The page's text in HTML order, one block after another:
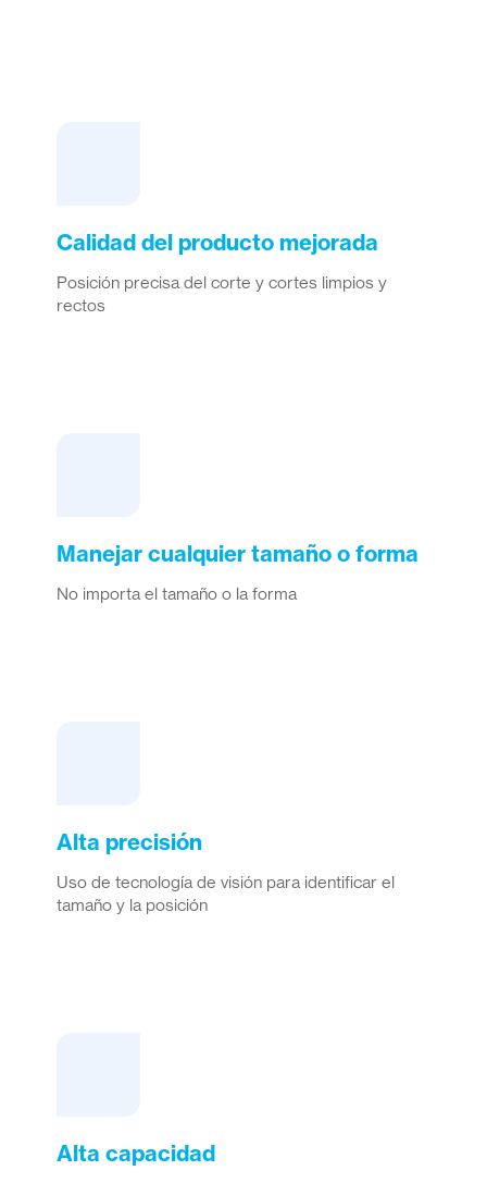
Calidad del producto mejorada
Posición precisa del corte y cortes limpios y
rectos
Manejar cualquier tamaño o forma
No importa el tamaño o la forma
Alta precisión
Uso de tecnología de visión para identificar el
tamaño y la posición
Alta capacidad